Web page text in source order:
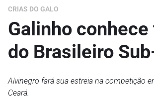
CRIAS DO GALO
Galinho conhece
do Brasileiro
Alvinegro fará sua estreia na competição
Ceará.